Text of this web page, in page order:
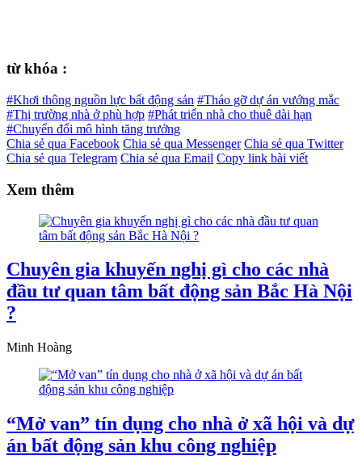
từ khóa :
#Khơi thông nguồn lực bất động sản #Tháo gỡ dự án vướng mắc
#Thị trường nhà ở phù hợp #Phát triển nhà cho thuê dài hạn
#Chuyển đổi mô hình tăng trưởng
Chia sẻ qua Facebook Chia sẻ qua Messenger Chia sẻ qua Twitter
Chia sẻ qua Telegram Chia sẻ qua Email Copy link bài viết
Xem thêm
Chuyên gia khuyến nghị gì cho các nhà
đầu tư quan tâm bất động sản Bắc Hà Nội
?
Minh Hoàng
“Mở van” tín dụng cho nhà ở xã hội và dự
án bất động sản khu công nghiệp